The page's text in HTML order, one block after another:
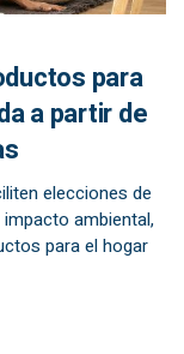
para
a partir de
elecciones de
ambiental,
para el hogar